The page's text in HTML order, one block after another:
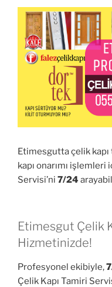
Etimesgutta çelik kapı
kapı onarımı
Servisi’ni 7/24
Etimesgut Çelik
Hizmetinizde!
Profesyonel ekibiyle,
Çelik Kapı Tamiri